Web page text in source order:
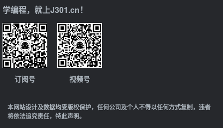
学编程，就上J301.cn！
订阅号 视频号
本网站设计及数据均受版权保护，任何公司及个人不得以任何方式复制，违者
将依法追究责任，特此声明。